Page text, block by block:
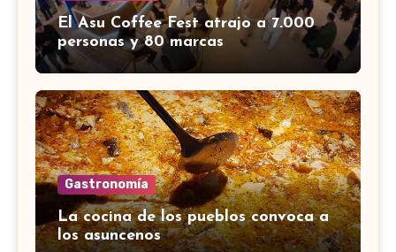
El Asu Coffee Fest atrajo a 7.000
personas y 80 marcas
Gastronomía
La cocina de los pueblos convoca a
los asuncenos